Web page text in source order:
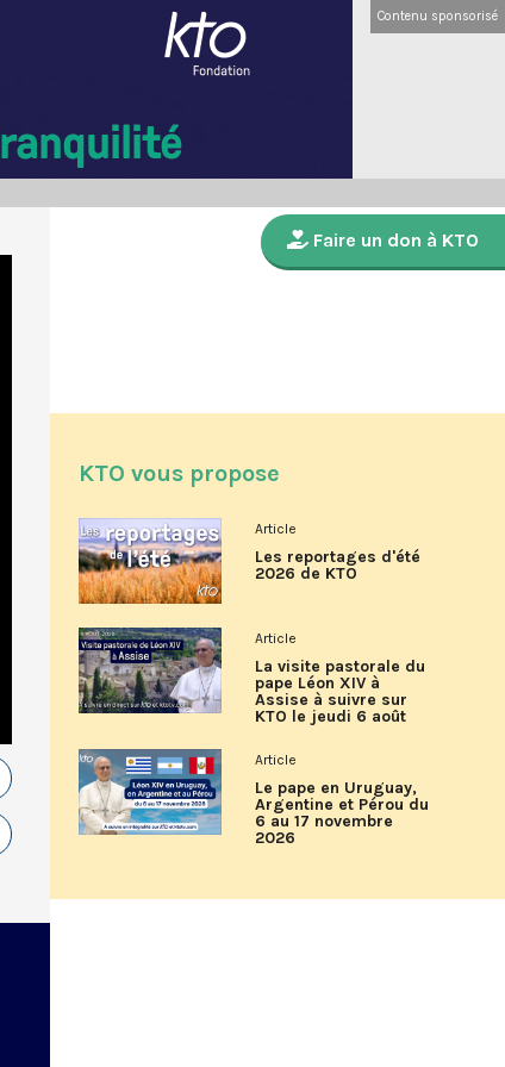
Contenu sponsorisé
Faire un don à KTO
KTO vous propose
Article
Les reportages d'été
2026 de KTO
Article
La visite pastorale du
pape Léon XIV à
Assise à suivre sur
KTO le jeudi 6 août
Article
Le pape en Uruguay,
Argentine et Pérou du
6 au 17 novembre
2026